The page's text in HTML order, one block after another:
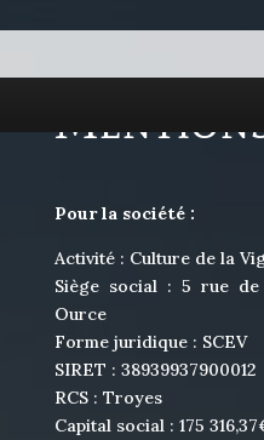
Pour la société :
Activité : Culture de la
Siège social : 5 rue de
Ource
Forme juridique : SCEV
SIRET : 38939937900012
RCS : Troyes
Capital social : 175